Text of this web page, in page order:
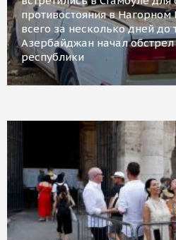
противостояния в Нагорном
всего за несколько дней до
Азербайджан начал
республики